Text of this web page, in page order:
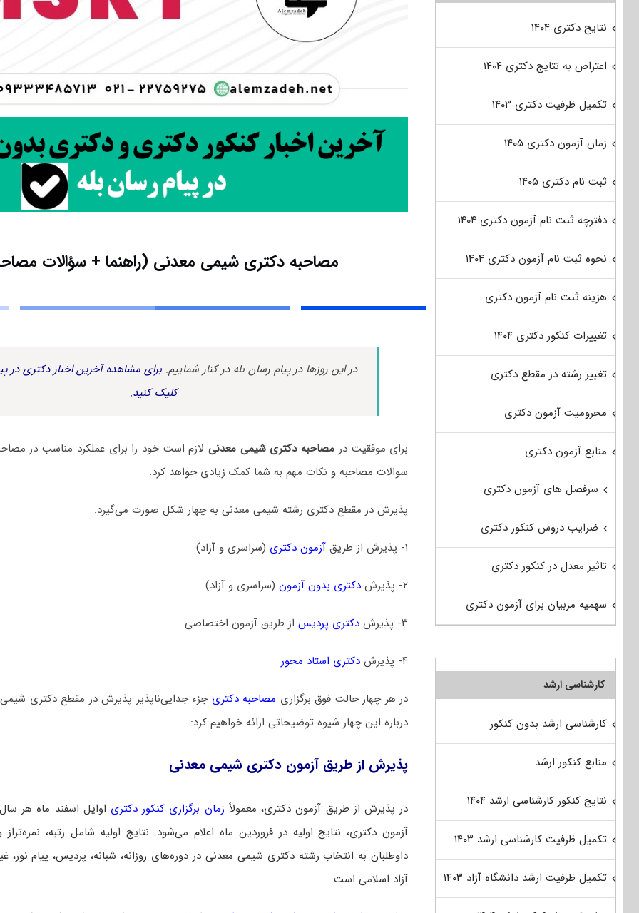
مصاحبه دکتری شیمی معدنی (راهنما + سؤالات
در این روزها در پیام رسان بله در کنار شماییم. برای مشاهده آخرین اخبار دکتری در
کلیک کنید.
برای موفقیت در مصاحبه دکتری شیمی معدنیلازم است خود را برای عملکرد مناسب در
سوالات مصاحبه و نکات مهم به شما کمک زیادی خواهد کرد.
پذیرش در مقطع دکتری رشته شیمی معدنی به چهار شکل صورت می‌گیرد:
۱- پذیرش از طریق آزمون دکتری (سراسری و آزاد)
۲- پذیرش دکتری بدون آزمون(سراسری و آزاد)
۳- پذیرش دکتری پردیساز طریق آزمون اختصاصی
۴- پذیرش دکتری استاد محور
در هر چهار حالت فوق برگزاری مصاحبه دکتری جزء جدایی‌ناپذیر پذیرش در مقطع دکتری
درباره این چهار شیوه توضیحاتی ارائه خواهیم کرد:
پذیرش از طریق آزمون دکتری شیمی معدنی
در پذیرش از طریق آزمون دکتری، معمولاً زمان برگزاری کنکور دکتری اوایل اسفند ماه هر
آزمون دکتری، نتایج اولیه در فروردین ماه اعلام می‌شود. نتایج اولیه شامل رتبه،
داوطلبان به انتخاب رشته دکتری شیمی معدنی در دوره‌های روزانه، شبانه، پردیس، پیام نور،
آزاد اسلامی است.
نتایج دکتری ۱۴۰۴
اعتراض به نتایج دکتری ۱۴۰۴
تکمیل ظرفیت دکتری ۱۴۰۳
زمان آزمون دکتری ۱۴۰۵
ثبت نام دکتری ۱۴۰۵
دفترچه ثبت نام آزمون دکتری ۱۴۰۴
نحوه ثبت نام آزمون دکتری ۱۴۰۴
هزینه ثبت نام آزمون دکتری
تغییرات کنکور دکتری ۱۴۰۴
تغییر رشته در مقطع دکتری
محرومیت آزمون دکتری
منابع آزمون دکتری
سرفصل های آزمون دکتری
ضرایب دروس کنکور دکتری
تاثیر معدل در کنکور دکتری
سهمیه مربیان برای آزمون دکتری
کارشناسی ارشد
کارشناسی ارشد بدون کنکور
منابع کنکور ارشد
نتایج کنکور کارشناسی ارشد ۱۴۰۴
تکمیل ظرفیت کارشناسی ارشد ۱۴۰۳
تکمیل ظرفیت ارشد دانشگاه آزاد ۱۴۰۳